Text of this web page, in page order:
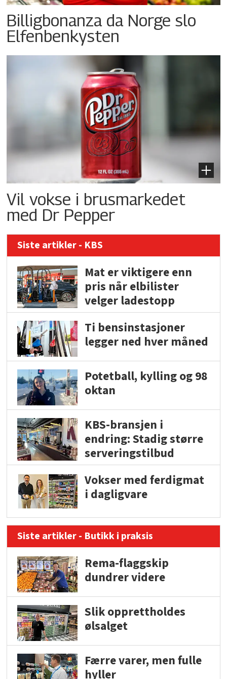
Billigbonanza da Norge slo
Elfenbenkysten
Vil vokse i brusmarkedet
med Dr Pepper
Siste artikler - KBS
Mat er viktigere enn
pris når elbilister
velger ladestopp
Ti bensinstasjoner
legger ned hver måned
Potetball, kylling og 98
oktan
KBS-bransjen i
endring: Stadig større
serveringstilbud
Vokser med ferdigmat
i dagligvare
Siste artikler - Butikk i praksis
Rema-flaggskip
dundrer videre
Slik opprettholdes
ølsalget
Færre varer, men fulle
hyller